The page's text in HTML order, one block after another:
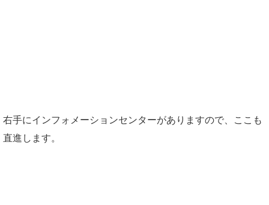
右手にインフォメーションセンターがありますので、ここも
直進します。